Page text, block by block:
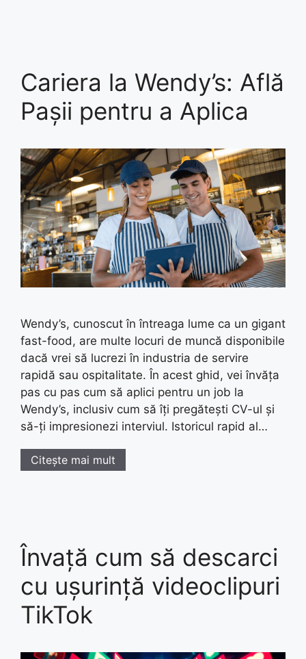
Cariera la Wendy’s: Află
Pașii pentru a Aplica
Wendy’s, cunoscut în întreaga lume ca un gigant
fast-food, are multe locuri de muncă disponibile
dacă vrei să lucrezi în industria de servire
rapidă sau ospitalitate. În acest ghid, vei învăța
pas cu pas cum să aplici pentru un job la
Wendy’s, inclusiv cum să îți pregătești CV-ul și
să-ți impresionezi interviul. Istoricul rapid al…
Citește mai mult
Învață cum să descarci
cu ușurință videoclipuri
TikTok